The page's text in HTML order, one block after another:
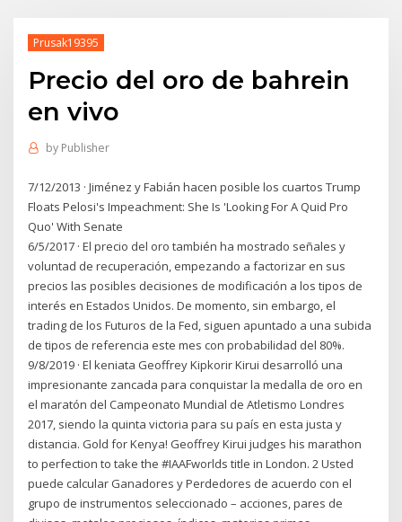
Prusak19395
Precio del oro de bahrein
en vivo
by Publisher
7/12/2013 · Jiménez y Fabián hacen posible los cuartos Trump
Floats Pelosi's Impeachment: She Is 'Looking For A Quid Pro
Quo' With Senate
6/5/2017 · El precio del oro también ha mostrado señales y
voluntad de recuperación, empezando a factorizar en sus
precios las posibles decisiones de modificación a los tipos de
interés en Estados Unidos. De momento, sin embargo, el
trading de los Futuros de la Fed, siguen apuntado a una subida
de tipos de referencia este mes con probabilidad del 80%.
9/8/2019 · El keniata Geoffrey Kipkorir Kirui desarrolló una
impresionante zancada para conquistar la medalla de oro en
el maratón del Campeonato Mundial de Atletismo Londres
2017, siendo la quinta victoria para su país en esta justa y
distancia. Gold for Kenya! Geoffrey Kirui judges his marathon
to perfection to take the #IAAFworlds title in London. 2 Usted
puede calcular Ganadores y Perdedores de acuerdo con el
grupo de instrumentos seleccionado – acciones, pares de